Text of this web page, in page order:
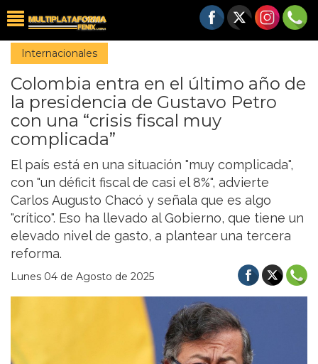
Internacionales
Colombia entra en el último año de
la presidencia de Gustavo Petro
con una “crisis fiscal muy
complicada”
El país está en una situación "muy complicada",
con "un déficit fiscal de casi el 8%", advierte
Carlos Augusto Chacó y señala que es algo
"crítico". Eso ha llevado al Gobierno, que tiene un
elevado nivel de gasto, a plantear una tercera
reforma.
Lunes 04 de Agosto de 2025